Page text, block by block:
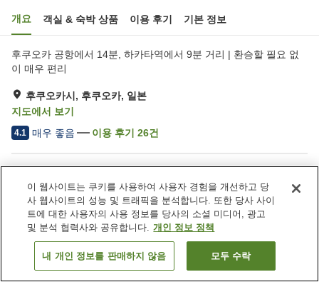
개요 객실 & 숙박 상품 이용 후기 기본 정보
후쿠오카 공항에서 14분, 하카타역에서 9분 거리 | 환승할 필요 없
이 매우 편리
후쿠오카시, 후쿠오카, 일본
지도에서 보기
4.1 매우 좋음 이용 후기 26건
자동판매기
일본 후쿠오카 후쿠오카시 더 원파이브 후쿠오카 텐진
객실 보기
이 웹사이트는 쿠키를 사용하여 사용자 경험을 개선하고 당
사 웹사이트의 성능 및 트래픽을 분석합니다. 또한 당사 사이
트에 대한 사용자의 사용 정보를 당사의 소셜 미디어, 광고
및 분석 협력사와 공유합니다. 개인 정보 정책
내 개인 정보를 판매하지 않음 모두 수락